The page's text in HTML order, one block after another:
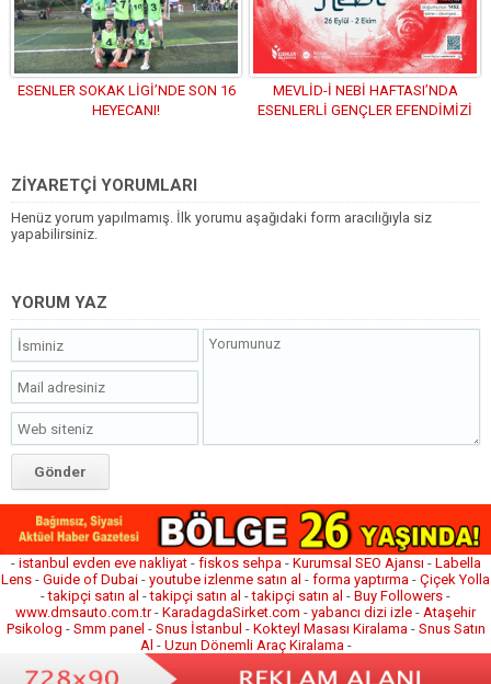
ESENLER SOKAK LİGİ’NDE SON 16
HEYECANI!
MEVLİD-İ NEBİ HAFTASI’NDA
ESENLERLİ GENÇLER EFENDİMİZİ
ZİYARETÇİ YORUMLARI
Henüz yorum yapılmamış. İlk yorumu aşağıdaki form aracılığıyla siz
yapabilirsiniz.
YORUM YAZ
- istanbul evden eve nakliyat- fiskos sehpa- Kurumsal SEO Ajansı - Labella
Lens - Guide of Dubai - youtube izlenme satın al - forma yaptırma - Çiçek Yolla
-takipçi satın al -takipçi satın al -takipçi satın al - Buy Followers -
www.dmsauto.com.tr- KaradagdaSirket.com - yabancı dizi izle - Ataşehir
Psikolog - Smm panel - Snus İstanbul - Kokteyl Masası Kiralama- Snus Satın
Al - Uzun Dönemli Araç Kiralama-